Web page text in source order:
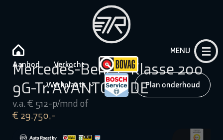
Aanbod Verkocht
Werkplaats Plan onderhoud
MENU
Mercedes-Benz E-Klasse 200
9G-Tr. AVANTGARDE
v.a. € 512-p/mnd of
€ 29.750,-